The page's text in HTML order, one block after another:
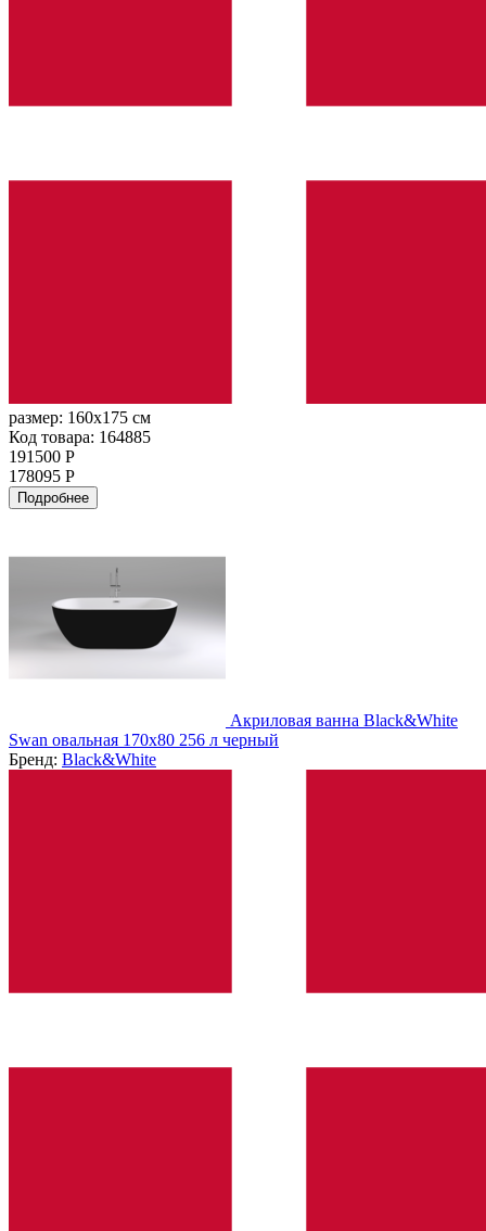
размер: 160x175 см
Код товара: 164885
191500 Р
178095 Р
Подробнее
Акриловая ванна Black&White
Swan овальная 170х80 256 л черный
Бренд: Black&White